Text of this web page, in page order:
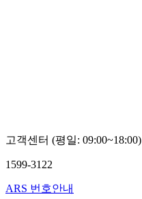
고객센터 (평일: 09:00~18:00)
1599-3122
ARS 번호안내